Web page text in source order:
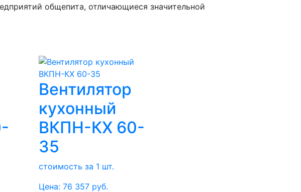
общепита, отличающиеся значительной
Вентилятор
кухонный
ВКПН-КХ 60-
35
стоимость за 1 шт.
Цена: 76 357 руб.